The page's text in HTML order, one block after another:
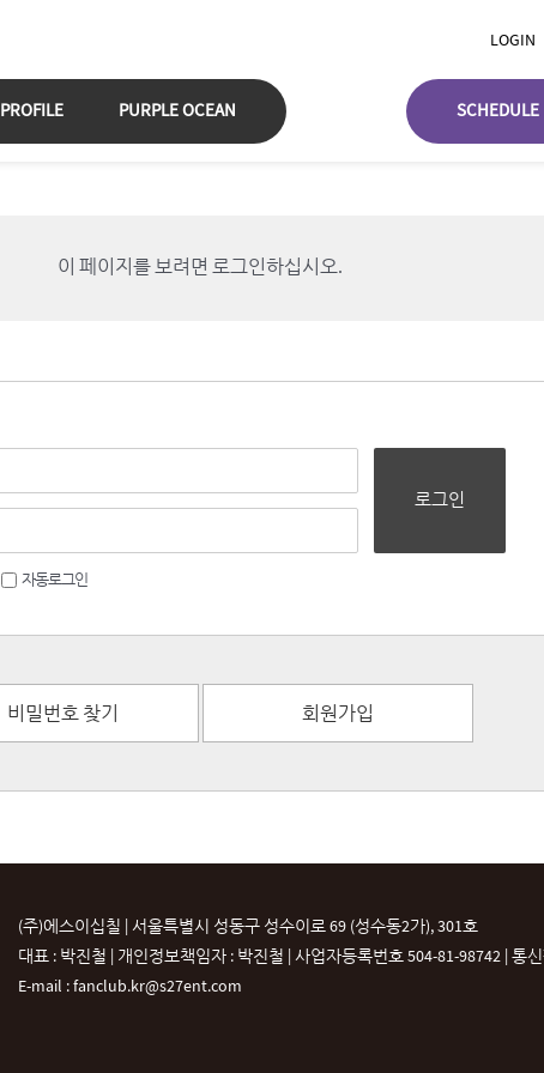
LOGIN
PROFILE PURPLE OCEAN SCHEDULE
이 페이지를 보려면 로그인하십시오.
자동로그인
로그인
비밀번호 찾기 회원가입
(주)에스이십칠 | 서울특별시 성동구 성수이로 69 (성수동2가), 301호
대표 : 박진철 | 개인정보책임자 : 박진철 | 사업자등록번호 504-81-98742 | 통
E-mail : fanclub.kr@s27ent.com